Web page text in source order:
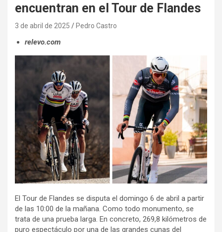
encuentran en el Tour de Flandes
3 de abril de 2025 Pedro Castro
relevo.com
El Tour de Flandes se disputa el domingo 6 de abril a partir
de las 10:00 de la mañana. Como todo monumento, se
trata de una prueba larga. En concreto, 269,8 kilómetros de
puro espectáculo por una de las grandes cunas del